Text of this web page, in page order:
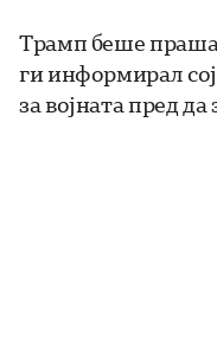
Трамп беше
ги информирал
за војната пред